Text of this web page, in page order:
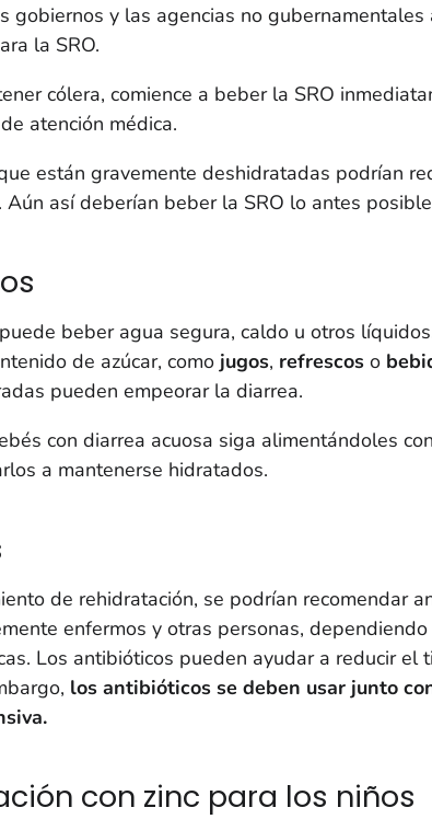
gobiernos y las agencias no gubernamentales
la SRO.
cólera, comience a beber la SRO
atención médica.
están gravemente deshidratadas podrían
Aún así deberían beber la SRO lo antes
beber agua segura, caldo u otros
de azúcar, como jugos, refrescoso
pueden empeorar la diarrea.
con diarrea acuosa siga alimentándoles
a mantenerse hidratados.
de rehidratación, se podrían recomendar
enfermos y otras personas,
Los antibióticos pueden ayudar a reducir el
los antibióticos se deben usar junto
con zinc para los niños